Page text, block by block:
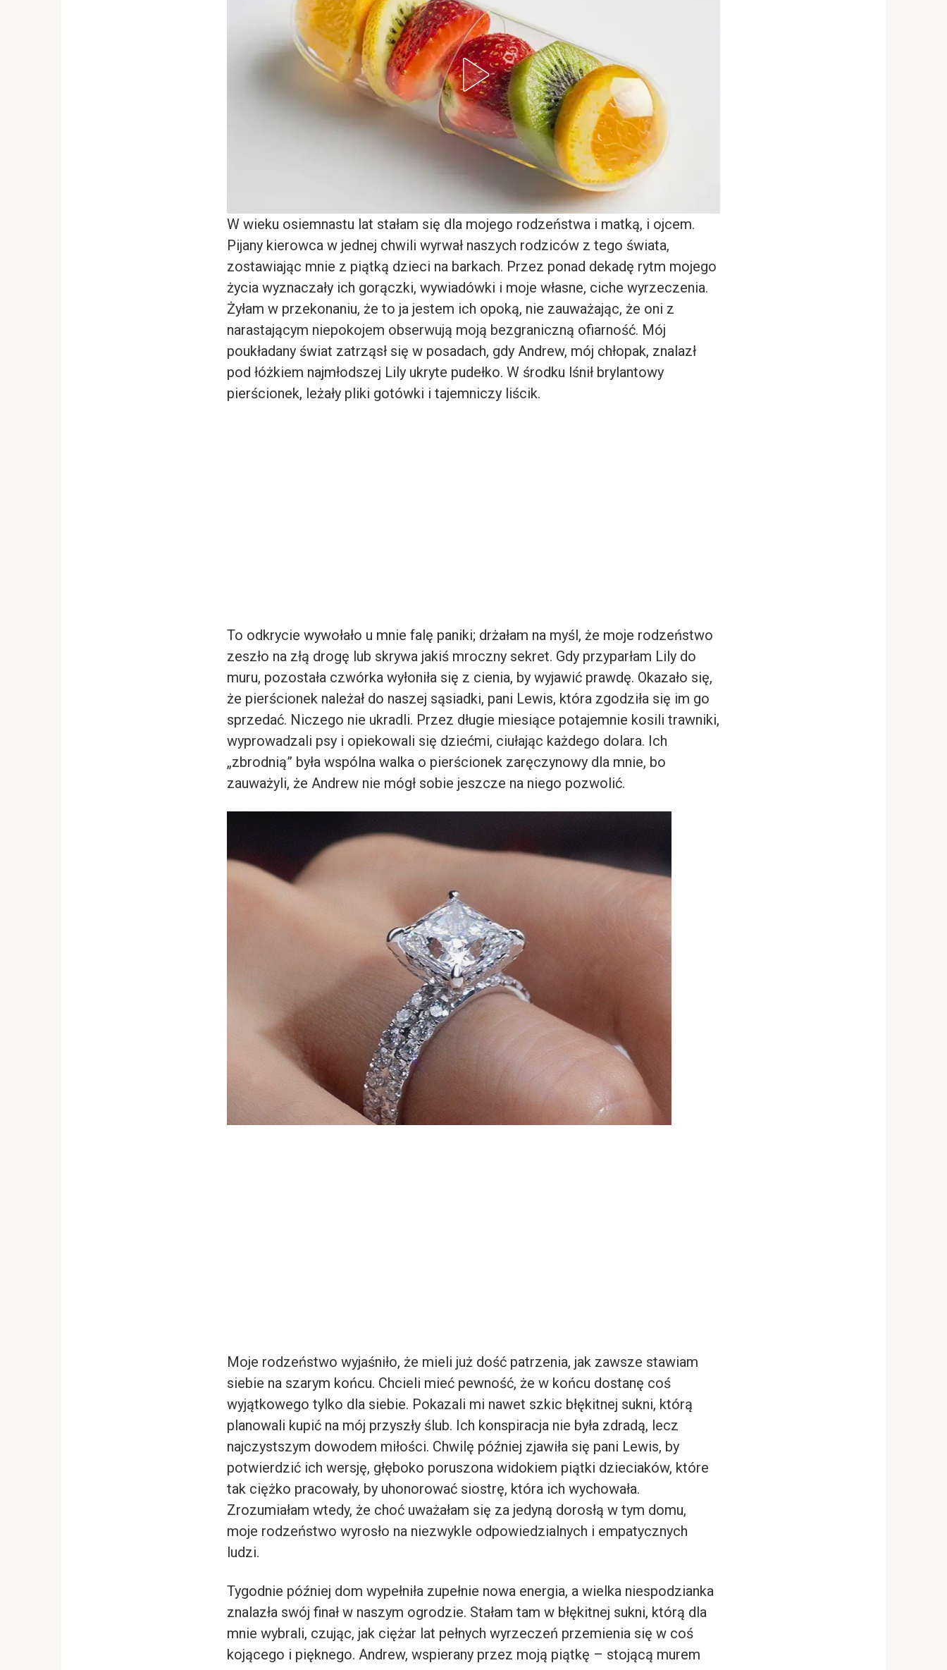
W wieku osiemnastu lat stałam się dla mojego rodzeństwa i matką, i ojcem.
Pijany kierowca w jednej chwili wyrwał naszych rodziców z tego świata,
zostawiając mnie z piątką dzieci na barkach. Przez ponad dekadę rytm mojego
życia wyznaczały ich gorączki, wywiadówki i moje własne, ciche wyrzeczenia.
Żyłam w przekonaniu, że to ja jestem ich opoką, nie zauważając, że oni z
narastającym niepokojem obserwują moją bezgraniczną ofiarność. Mój
poukładany świat zatrząsł się w posadach, gdy Andrew, mój chłopak, znalazł
pod łóżkiem najmłodszej Lily ukryte pudełko. W środku lśnił brylantowy
pierścionek, leżały pliki gotówki i tajemniczy liścik.
To odkrycie wywołało u mnie falę paniki; drżałam na myśl, że moje rodzeństwo
zeszło na złą drogę lub skrywa jakiś mroczny sekret. Gdy przyparłam Lily do
muru, pozostała czwórka wyłoniła się z cienia, by wyjawić prawdę. Okazało się,
że pierścionek należał do naszej sąsiadki, pani Lewis, która zgodziła się im go
sprzedać. Niczego nie ukradli. Przez długie miesiące potajemnie kosili trawniki,
wyprowadzali psy i opiekowali się dziećmi, ciułając każdego dolara. Ich
„zbrodnią” była wspólna walka o pierścionek zaręczynowy dla mnie, bo
zauważyli, że Andrew nie mógł sobie jeszcze na niego pozwolić.
Moje rodzeństwo wyjaśniło, że mieli już dość patrzenia, jak zawsze stawiam
siebie na szarym końcu. Chcieli mieć pewność, że w końcu dostanę coś
wyjątkowego tylko dla siebie. Pokazali mi nawet szkic błękitnej sukni, którą
planowali kupić na mój przyszły ślub. Ich konspiracja nie była zdradą, lecz
najczystszym dowodem miłości. Chwilę później zjawiła się pani Lewis, by
potwierdzić ich wersję, głęboko poruszona widokiem piątki dzieciaków, które
tak ciężko pracowały, by uhonorować siostrę, która ich wychowała.
Zrozumiałam wtedy, że choć uważałam się za jedyną dorosłą w tym domu,
moje rodzeństwo wyrosło na niezwykle odpowiedzialnych i empatycznych
ludzi.
Tygodnie później dom wypełniła zupełnie nowa energia, a wielka niespodzianka
znalazła swój finał w naszym ogrodzie. Stałam tam w błękitnej sukni, którą dla
mnie wybrali, czując, jak ciężar lat pełnych wyrzeczeń przemienia się w coś
kojącego i pięknego. Andrew, wspierany przez moją piątkę – stojącą murem